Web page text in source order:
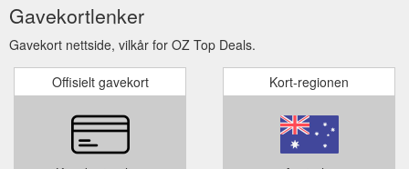
Gavekortlenker
Gavekort nettside, vilkår for OZ Top Deals.
Offisielt gavekort Kort-regionen